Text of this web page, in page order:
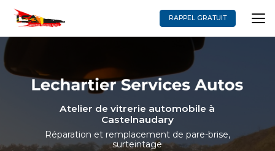
contenu
principal
RAPPEL GRATUIT
Atelier de vitrerie automobile à
Castelnaudary
Réparation et remplacement de pare-brise,
surteintage